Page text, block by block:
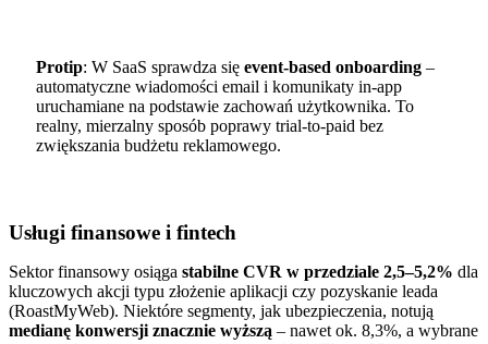
Protip: W SaaS sprawdza się event-based onboarding–
automatyczne wiadomości email i komunikaty in-app
uruchamiane na podstawie zachowań użytkownika. To
realny, mierzalny sposób poprawy trial-to-paid bez
zwiększania budżetu reklamowego.
Usługi finansowe i fintech
Sektor finansowy osiąga stabilne CVR w przedziale 2,5–5,2% dla
kluczowych akcji typu złożenie aplikacji czy pozyskanie leada
(RoastMyWeb). Niektóre segmenty, jak ubezpieczenia, notują
medianę konwersji znacznie wyższą – nawet ok. 8,3%, a wybrane